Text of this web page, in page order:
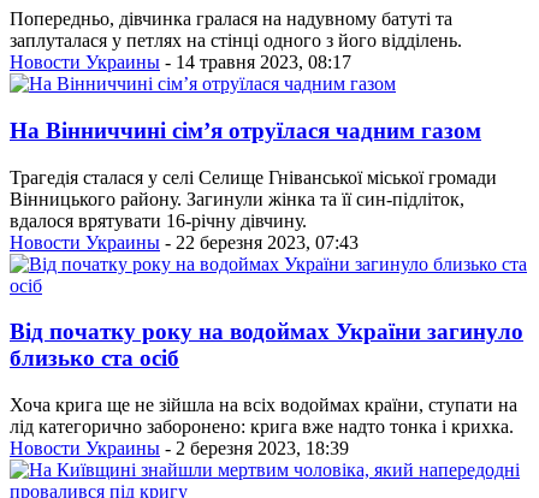
Попередньо, дівчинка гралася на надувному батуті та
заплуталася у петлях на стінці одного з його відділень.
Новости Украины - 14 травня 2023, 08:17
На Вінниччині сім’я отруїлася чадним газом
Трагедія сталася у селі Селище Гніванської міської громади
Вінницького району. Загинули жінка та її син-підліток,
вдалося врятувати 16-річну дівчину.
Новости Украины - 22 березня 2023, 07:43
Від початку року на водоймах України загинуло
близько ста осіб
Хоча крига ще не зійшла на всіх водоймах країни, ступати на
лід категорично заборонено: крига вже надто тонка і крихка.
Новости Украины - 2 березня 2023, 18:39